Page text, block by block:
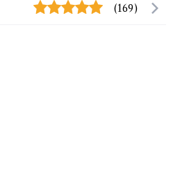
(169)